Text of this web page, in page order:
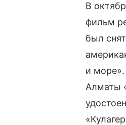
В
фильм
был
и
Алматы